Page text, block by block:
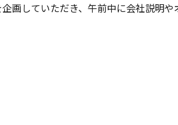
画していただき、午前中に会社説明